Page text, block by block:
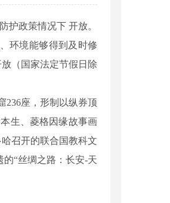
政策情况下 开放。
环境能够得到及时修
（国家法定节假日除
座，形制以纵券顶
生、菱格因缘故事画
召开的联合国教科文
“丝绸之路：长安-天